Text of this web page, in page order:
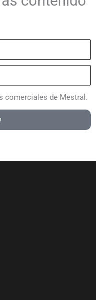
comerciales de Mestral.